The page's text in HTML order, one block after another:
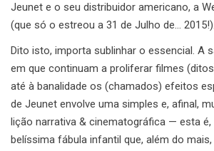
Jeunet e o seu distribuidor americano, a
(que só o estreou a 31 de Julho de… 2015!).
Dito isto, importa sublinhar o essencial. A
em que continuam a proliferar filmes
até à banalidade os (chamados) efeitos
de Jeunet envolve uma simples e, afinal,
lição narrativa & cinematográfica — esta
belíssima fábula infantil que, além do